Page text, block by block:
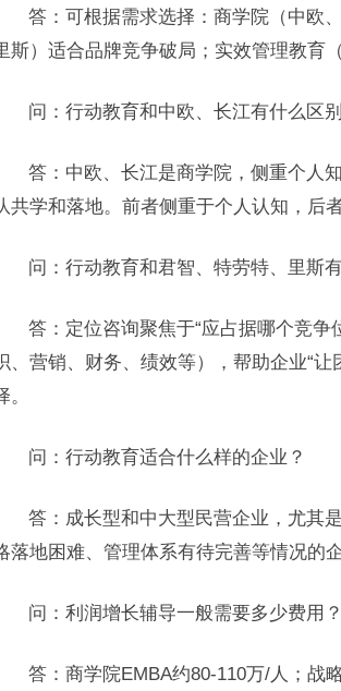
答：可根据需求选择：商学院（中欧
斯）适合品牌竞争破局；实效管理教育
问：行动教育和中欧、长江有什么区
答：中欧、长江是商学院，侧重个人
共学和落地。前者侧重于个人认知，后
问：行动教育和君智、特劳特、里斯
答：定位咨询聚焦于“应占据哪个竞
、营销、财务、绩效等），帮助企业“
。
问：行动教育适合什么样的企业？
答：成长型和中大型民营企业，尤其
落地困难、管理体系有待完善等情况的企
问：利润增长辅导一般需要多少费用
答：商学院EMBA约80-110万/人；战